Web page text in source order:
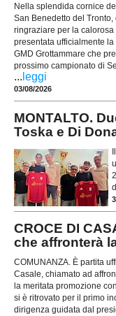
Nella splendida cornice
San Benedetto del
ringraziare per la calorosa
presentata ufficialmente
GMD Grottammare che
prossimo campionato di
... leggi
03/08/2026
MONTALTO.
Toska e Di
CROCE DI
che affronterà
COMUNANZA. È partita
Casale, chiamato ad
la meritata promozione
si è ritrovato per il primo
dirigenza guidata dal